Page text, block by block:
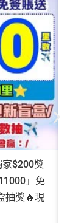
家$200獎
」免
抽獎🔥現